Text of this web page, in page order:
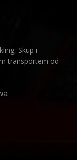
Skup i
transportem od